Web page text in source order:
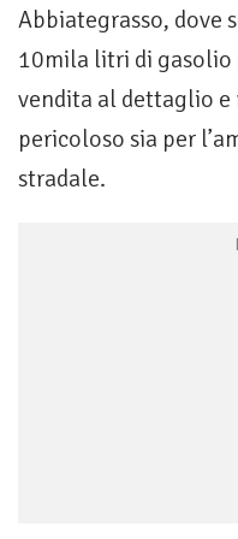
Abbiategrasso, dove
10mila litri di
vendita al dettaglio
pericoloso sia per
stradale.